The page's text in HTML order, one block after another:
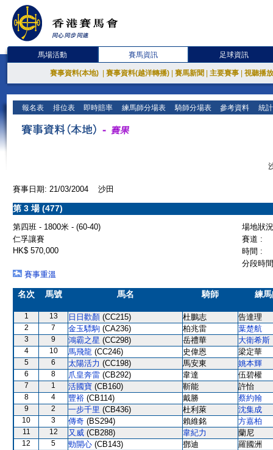
馬場活動 賽馬資訊 足球資訊
賽事資料(本地) 賽事資料(越洋轉播) 賽馬新聞 主要賽事 視聽播
報名表 排位表 即時賠率 練馬師分場表 騎師分場表 參考資料 統
賽事日期: 21/03/2004 沙田
第 3 場 (477)
第四班 - 1800米 - (60-40)
場地狀
仁孚讓賽
賽道 :
HK$ 570,000
時間 :
分段時
賽事重溫
名次 馬號 馬名 騎師 練
1 13 日日歡顏 (CC215) 杜鵬志 告達理
2 7 金玉驃駒 (CA236) 柏兆雷 葉楚航
3 9 鴻霸之星 (CC298) 岳禮華 大衛希斯
4 10 馬飛龍 (CC246) 史偉恩 梁定華
5 6 太陽活力 (CC198) 馬安東 姚本輝
6 8 爪皇奔雷 (CB292) 韋達 伍碧權
7 1 活國寶 (CB160) 靳能 許怡
8 4 豐裕 (CB114) 戴勝 蔡約翰
9 2 一步千里 (CB436) 杜利萊 沈集成
10 3 傳奇 (BS294) 賴維銘 方嘉柏
11 12 又威 (CB288) 韋紀力 蘭尼
12 5 勁開心 (CB143) 鄧迪 羅國洲